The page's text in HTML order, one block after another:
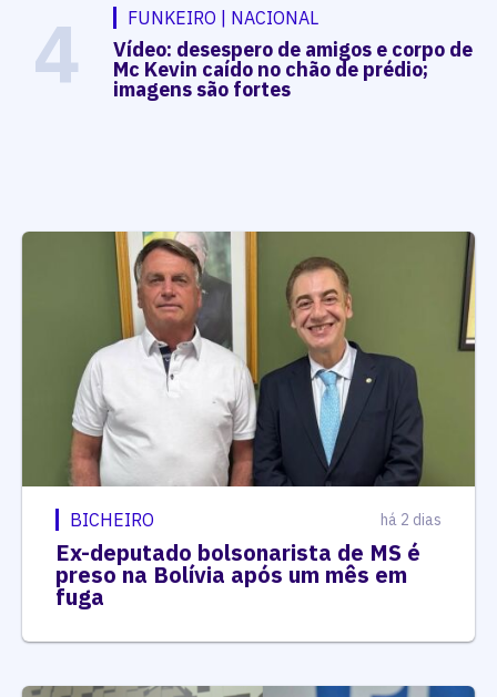
4 FUNKEIRO | NACIONAL
Vídeo: desespero de amigos e corpo de
Mc Kevin caído no chão de prédio;
imagens são fortes
BICHEIRO há 2 dias
Ex-deputado bolsonarista de MS é
preso na Bolívia após um mês em
fuga